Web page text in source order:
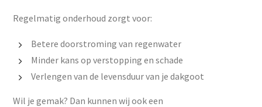
Regelmatig onderhoud zorgt voor:
Betere doorstroming van regenwater
Minder kans op verstopping en schade
Verlengen van de levensduur van je dakgoot
Wil je gemak? Dan kunnen wij ook een